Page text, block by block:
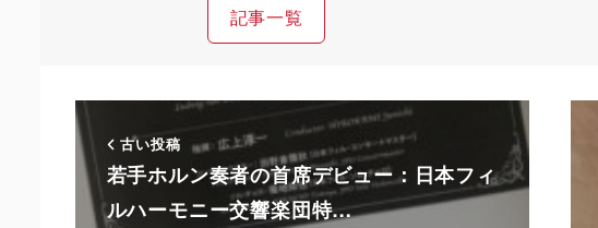
記事一覧
古い投稿
若手ホルン奏者の首席デビュー：日本フィ
ルハーモニー交響楽団特…